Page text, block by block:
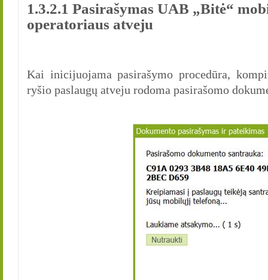
1.3.2.1 Pasirašymas UAB „Bitė“
operatoriaus atveju
Kai inicijuojama pasirašymo procedūra,
ryšio paslaugų atveju rodoma pasirašomo